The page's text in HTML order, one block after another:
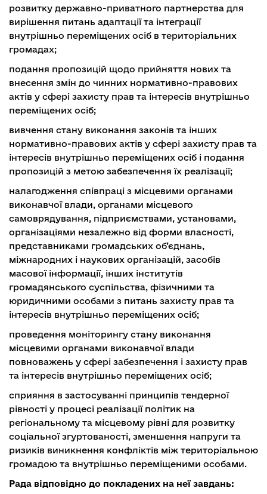
розвитку державно-приватного партнерства для
вирішення питань адаптації та інтеграції
внутрішньо переміщених осіб в територіальних
громадах;
подання пропозицій щодо прийняття нових та
внесення змін до чинних нормативно-правових
актів у сфері захисту прав та інтересів внутрішньо
переміщених осіб;
вивчення стану виконання законів та інших
нормативно-правових актів у сфері захисту прав та
інтересів внутрішньо переміщених осіб і подання
пропозицій з метою забезпечення їх реалізації;
налагодження співпраці з місцевими органами
виконавчої влади, органами місцевого
самоврядування, підприємствами, установами,
організаціями незалежно від форми власності,
представниками громадських об’єднань,
міжнародних і наукових організацій, засобів
масової інформації, інших інститутів
громадянського суспільства, фізичними та
юридичними особами з питань захисту прав та
інтересів внутрішньо переміщених осіб;
проведення моніторингу стану виконання
місцевими органами виконавчої влади
повноважень у сфері забезпечення і захисту прав
та інтересів внутрішньо переміщених осіб;
сприяння в застосуванні принципів тендерної
рівності у процесі реалізації політик на
регіональному та місцевому рівні для розвитку
соціальної згуртованості, зменшення напруги та
ризиків виникнення конфліктів між територіальною
громадою та внутрішньо переміщеними особами.
Рада відповідно до покладених на неї завдань: